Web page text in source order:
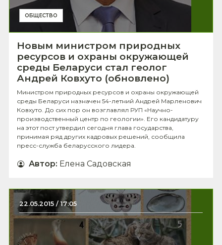
ОБЩЕСТВО
Новым министром природных
ресурсов и охраны окружающей
среды Беларуси стал геолог
Андрей Ковхуто (обновлено)
Министром природных ресурсов и охраны окружающей
среды Беларуси назначен 54-летний Андрей Марленович
Ковхуто. До сих пор он возглавлял РУП «Научно-
производственный центр по геологии». Его кандидатуру
на этот пост утвердил сегодня глава государства,
принимая ряд других кадровых решений, сообщила
пресс-служба беларусского лидера.
Автор: Елена Садовская
22.05.2015 / 17:05